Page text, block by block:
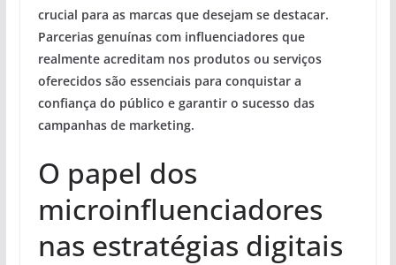
crucial para as marcas que desejam se destacar.
Parcerias genuínas com influenciadores que
realmente acreditam nos produtos ou serviços
oferecidos são essenciais para conquistar a
confiança do público e garantir o sucesso das
campanhas de marketing.
O papel dos
microinfluenciadores
nas estratégias digitais